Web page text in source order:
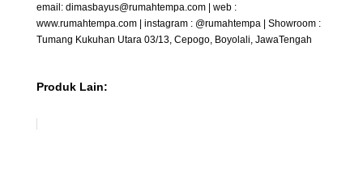
email: dimasbayus@rumahtempa.com | web :
www.rumahtempa.com | instagram : @rumahtempa | Showroom :
Tumang Kukuhan Utara 03/13, Cepogo, Boyolali, JawaTengah
Produk Lain: